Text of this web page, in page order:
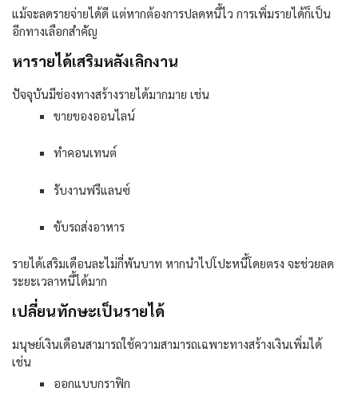
แม้จะลดรายจ่ายได้ดี แต่หากต้องการปลดหนี้ไว การเพิ่มรายได้ก็เป็น
อีกทางเลือกสำคัญ
หารายได้เสริมหลังเลิกงาน
ปัจจุบันมีช่องทางสร้างรายได้มากมาย เช่น
ขายของออนไลน์
ทำคอนเทนต์
รับงานฟรีแลนซ์
ขับรถส่งอาหาร
รายได้เสริมเดือนละไม่กี่พันบาท หากนำไปโปะหนี้โดยตรง จะช่วยลด
ระยะเวลาหนี้ได้มาก
เปลี่ยนทักษะเป็นรายได้
มนุษย์เงินเดือนสามารถใช้ความสามารถเฉพาะทางสร้างเงินเพิ่มได้
เช่น
ออกแบบกราฟิก